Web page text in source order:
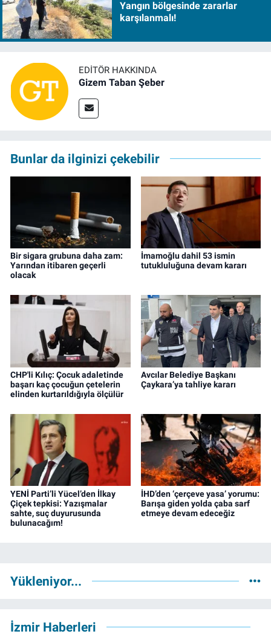
Yangın bölgesinde zararlar
karşılanmalı!
EDITÖR HAKKINDA
Gizem Taban Şeber
Bunlar da ilginizi çekebilir
Bir sigara grubuna daha zam:
Yarından itibaren geçerli
olacak
İmamoğlu dahil 53 ismin
tutukluluğuna devam kararı
CHP'li Kılıç: Çocuk adaletinde
başarı kaç çocuğun çetelerin
elinden kurtarıldığıyla ölçülür
Avcılar Belediye Başkanı
Çaykara’ya tahliye kararı
YENİ Parti’li Yücel’den İlkay
Çiçek tepkisi: Yazışmalar
sahte, suç duyurusunda
bulunacağım!
İHD’den ‘çerçeve yasa’ yorumu:
Barışa giden yolda çaba sarf
etmeye devam edeceğiz
Yükleniyor...
İzmir Haberleri